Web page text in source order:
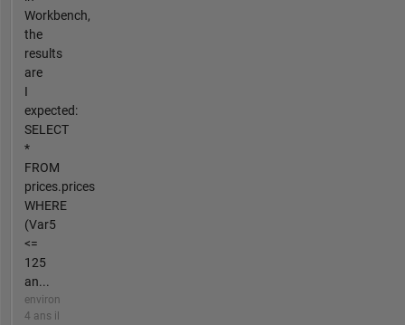
Workbench,
the
results
are
I
expected:
SELECT
*
FROM
prices.prices
WHERE
(Var5
<=
125
an...
environ
4 ans il